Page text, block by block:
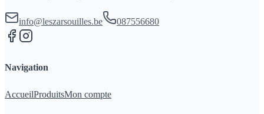
info@leszarsouilles.be 087556680
Navigation
AccueilProduitsMon compte